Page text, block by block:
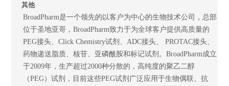
其他
BroadPharm是一个领先的以客户为中心的生物技术公司，总部
位于圣地亚哥，BroadPharm致力于为全球客户提供高质量的
PEG接头、Click Chemistry试剂、ADC接头、 PROTAC接头、
药物递送脂质、核苷、亚磷酰胺和标记试剂。BroadPharm成立
于2009年，生产超过2000种分散的，高纯度的聚乙二醇
（PEG）试剂，目前这些PEG试剂广泛应用于生物偶联、抗